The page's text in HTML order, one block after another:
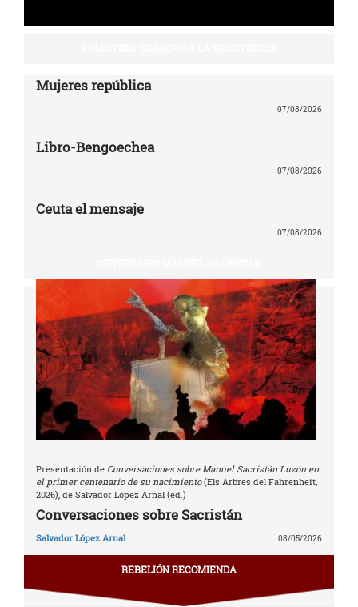
Mujeres república
07/08/2026
Libro-Bengoechea
07/08/2026
Ceuta el mensaje
07/08/2026
Presentación de Conversaciones sobre Manuel Sacristán Luzón en
el primer centenario de su nacimiento(Els Arbres del Fahrenheit,
2026), de Salvador López Arnal (ed.)
Conversaciones sobre Sacristán
Salvador López Arnal 08/05/2026
REBELIÓN RECOMIENDA